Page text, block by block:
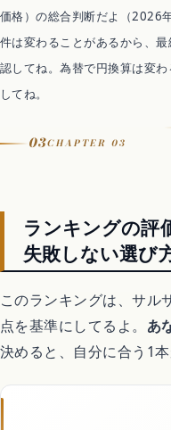
無料は5曲まで保存できてお
はCreator(月9.99ドル)以上
商用利用
可（有料プラン・ロイヤリテ
日本語
得意なこと
価格）の総合判断だよ（2026
件は変わることがあるから、
認してね。為替で円換算は変
してね。
03CHAPTER 03
ランキングの評
失敗しない選び
このランキングは、サル
点を基準にしてるよ。 あ
決めると、自分に合う1本